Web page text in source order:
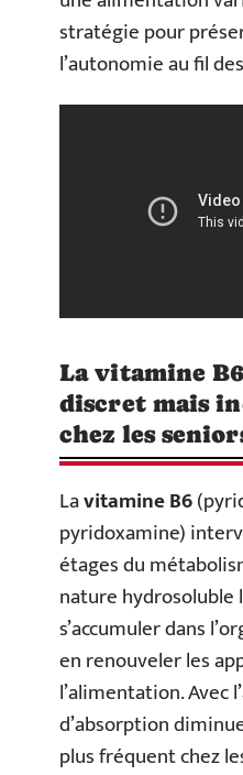
stratégie pour
l’autonomie au fil
La vitamine
discret mais
chez les
Lavitamine B6
pyridoxamine)
étages du
nature hydrosoluble
s’accumuler dans
en renouveler les
l’alimentation. Avec
d’absorption
plus fréquent chez